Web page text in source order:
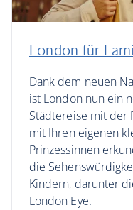
London für
Dank dem neuen
ist London nun ein
Städtereise mit der
mit Ihren eigenen
Prinzessinnen
die
Kindern, darunter
London Eye.